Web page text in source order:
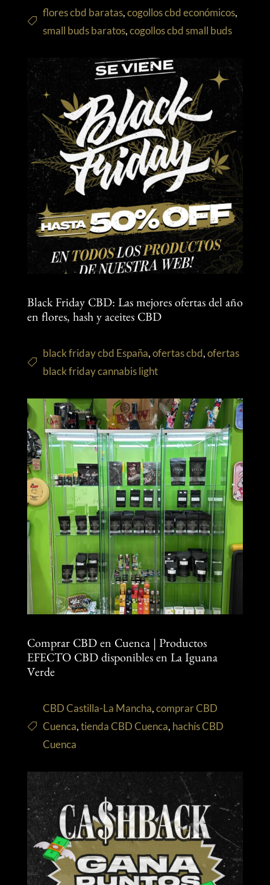
flores cbd baratas,cogollos cbd económicos,
small buds baratos,cogollos cbd small buds
Black Friday CBD: Las mejores ofertas del año
en flores, hash y aceites CBD
black friday cbd España,ofertas cbd,ofertas
black friday cannabis light
Comprar CBD en Cuenca | Productos
EFECTO CBD disponibles en La Iguana
Verde
CBD Castilla-La Mancha,comprar CBD
Cuenca,tienda CBD Cuenca, hachís CBD
Cuenca